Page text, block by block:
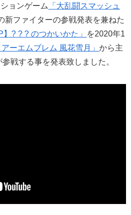
ョンゲーム
「大乱闘スマッシュ
新ファイターの参戦発表を兼ねた
】? ? ? のつかいかた」
を2020年1
アーエムブレム 風花雪月」 から主
参戦する事を発表致しました。